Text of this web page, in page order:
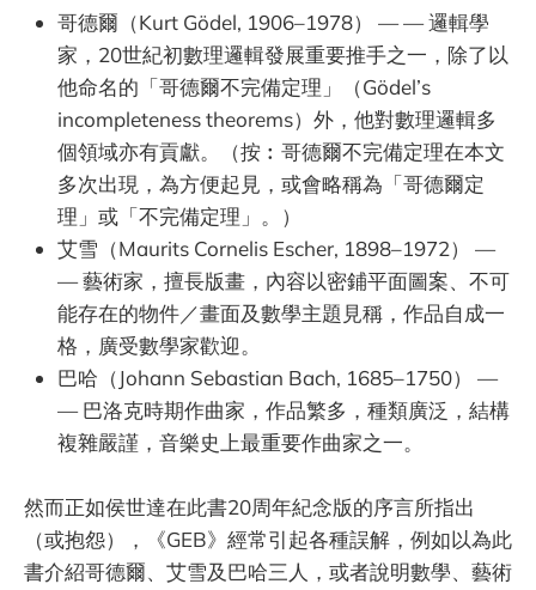
哥德爾（Kurt Gödel, 1906–1978） — — 邏輯學
家，20世紀初數理邏輯發展重要推手之一，除了以
他命名的「哥德爾不完備定理」（Gödel’s
incompleteness theorems）外，他對數理邏輯多
個領域亦有貢獻。（按︰哥德爾不完備定理在本文
多次出現，為方便起見，或會略稱為「哥德爾定
理」或「不完備定理」。）
艾雪（Maurits Cornelis Escher, 1898–1972） —
— 藝術家，擅長版畫，內容以密鋪平面圖案、不可
能存在的物件／畫面及數學主題見稱，作品自成一
格，廣受數學家歡迎。
巴哈（Johann Sebastian Bach, 1685–1750） —
— 巴洛克時期作曲家，作品繁多，種類廣泛，結構
複雜嚴謹，音樂史上最重要作曲家之一。
然而正如侯世達在此書20周年紀念版的序言所指出
（或抱怨），《GEB》經常引起各種誤解，例如以為此
書介紹哥德爾、艾雪及巴哈三人，或者說明數學、藝術